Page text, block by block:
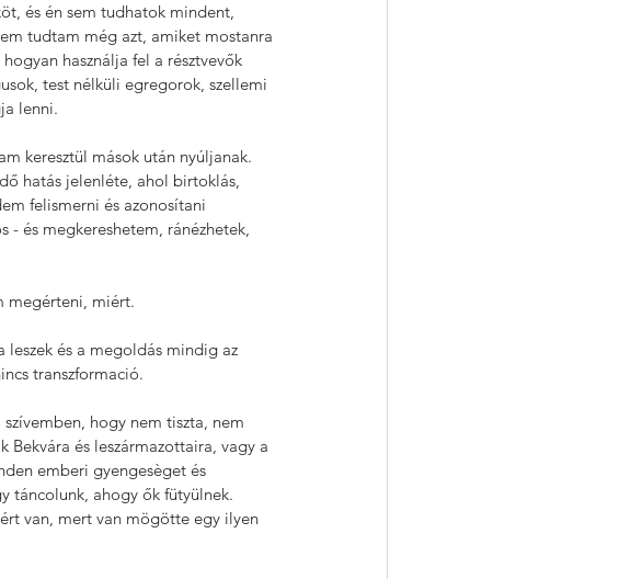
és én sem tudhatok mindent,
tudtam még azt, amiket mostanra
használja fel a résztvevők
test nélküli egregorok, szellemi
lenni.
keresztül mások után nyúljanak.
hatás jelenléte, ahol birtoklás,
felismerni és azonosítani
és megkereshetem, ránézhetek,
megérteni, miért.
és a megoldás mindig az
transzformació.
hogy nem tiszta, nem
és leszármazottaira, vagy a
emberi gyengesèget és
táncolunk, ahogy ők fütyülnek.
van, mert van mögötte egy ilyen